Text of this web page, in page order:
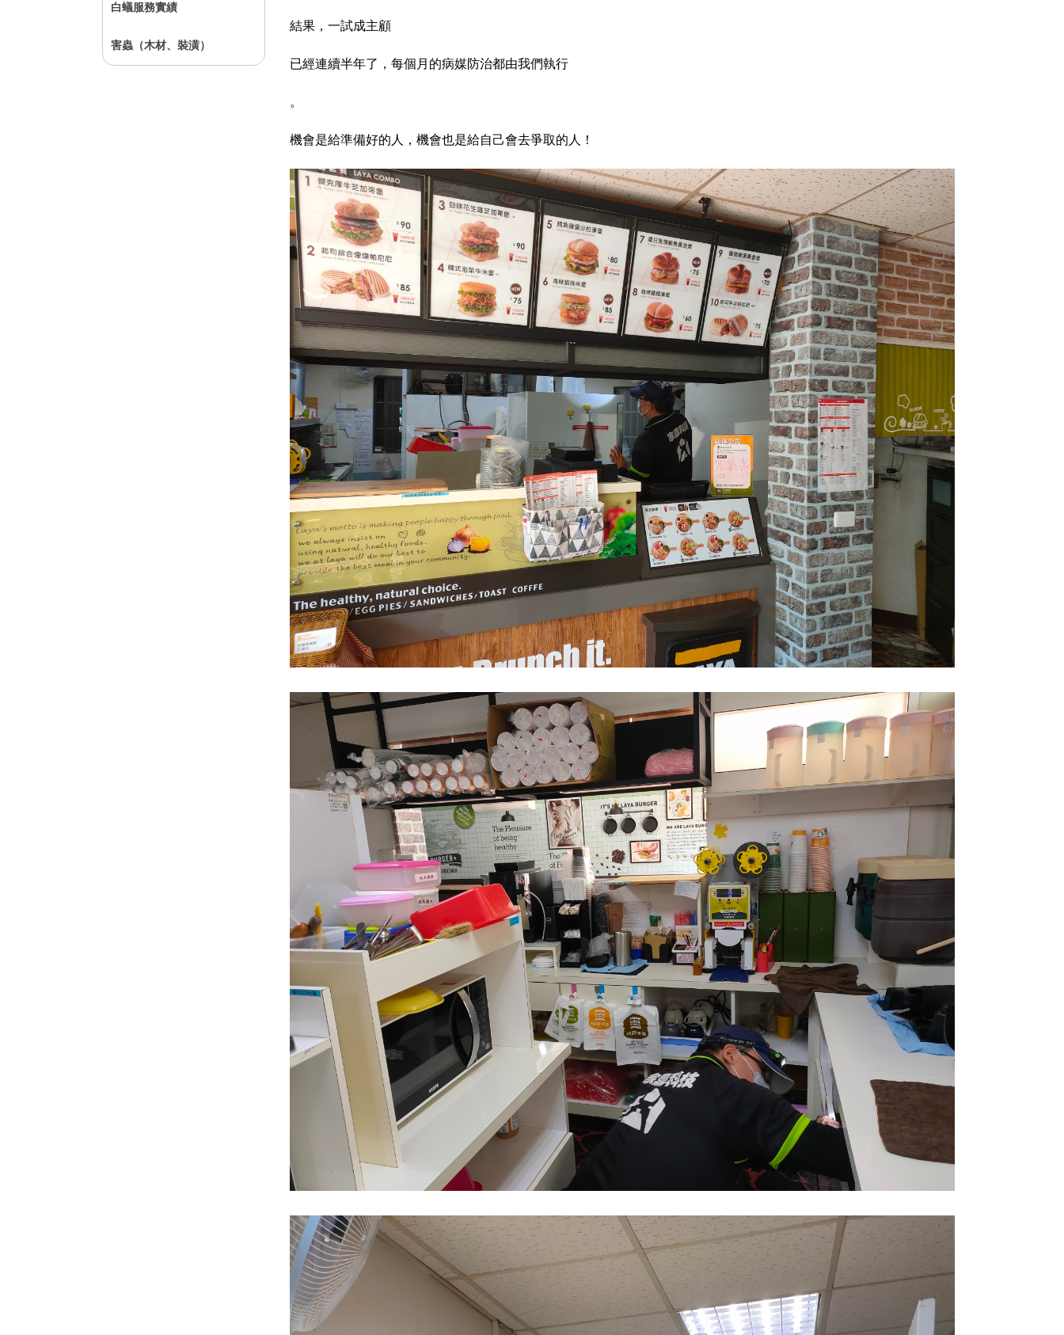
白蟻服務實績
害蟲（木材、裝潢）
結果，一試成主顧
已經連續半年了，每個月的病媒防治都由我們執行
。
機會是給準備好的人，機會也是給自己會去爭取的人！